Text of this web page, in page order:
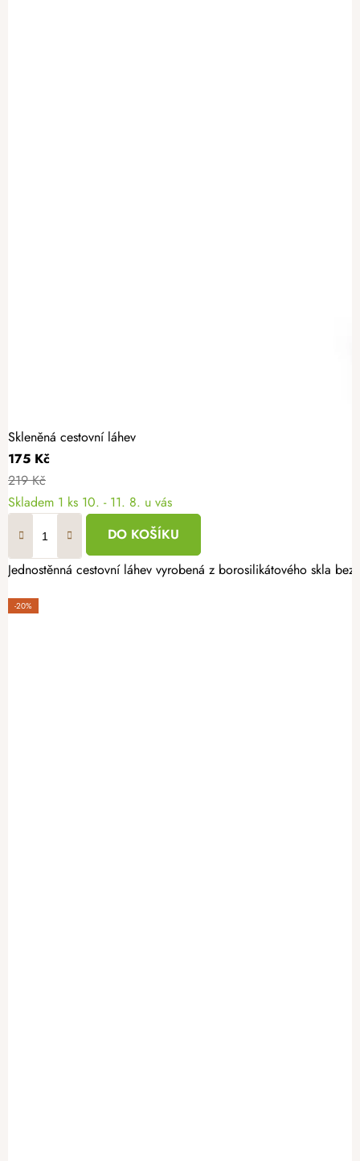
Skleněná cestovní láhev
175 Kč
219 Kč
Skladem 1 ks 10. - 11. 8. u vás
DO KOŠÍKU
Jednostěnná cestovní láhev vyrobená z borosilikátového skla
-20%